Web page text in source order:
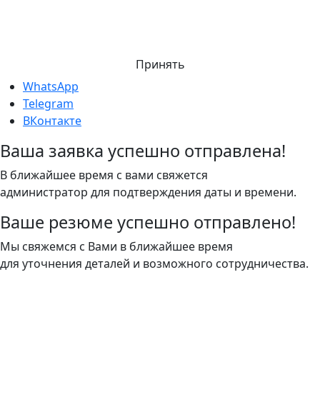
Принять
WhatsApp
Telegram
ВКонтакте
Ваша заявка успешно отправлена!
В ближайшее время с вами свяжется
администратор для подтверждения даты и времени.
Ваше резюме успешно отправлено!
Мы свяжемся с Вами в ближайшее время
для уточнения деталей и возможного сотрудничества.